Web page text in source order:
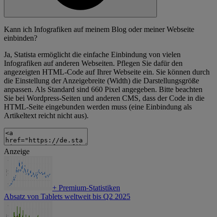
Kann ich Infografiken auf meinem Blog oder meiner Webseite
einbinden?
Ja, Statista ermöglicht die einfache Einbindung von vielen
Infografiken auf anderen Webseiten. Pflegen Sie dafür den
angezeigten HTML-Code auf Ihrer Webseite ein. Sie können durch
die Einstellung der Anzeigebreite (Width) die Darstellungsgröße
anpassen. Als Standard sind 660 Pixel angegeben. Bitte beachten
Sie bei Wordpress-Seiten und anderen CMS, dass der Code in die
HTML-Seite eingebunden werden muss (eine Einbindung als
Artikeltext reicht nicht aus).
Anzeige
+ Premium-Statistiken
Absatz von Tablets weltweit bis Q2 2025